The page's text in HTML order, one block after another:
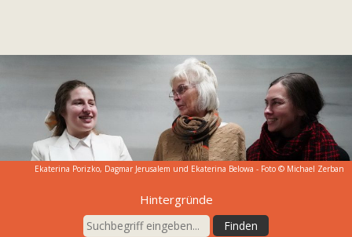
Ekaterina Porizko, Dagmar Jerusalem und Ekaterina Belowa - Foto © Michael Zerban
Hintergründe